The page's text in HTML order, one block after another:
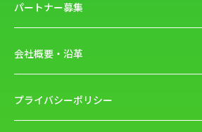
パートナー募集
会社概要・沿革
プライバシーポリシー